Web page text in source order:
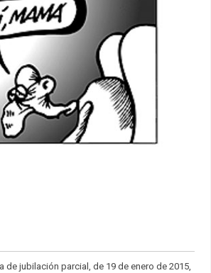
jubilación parcial, de 19 de enero de 2015,